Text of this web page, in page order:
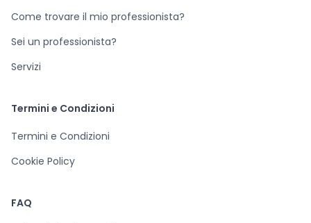
Come trovare il mio professionista?
Sei un professionista?
Servizi
Termini e Condizioni
Termini e Condizioni
Cookie Policy
FAQ